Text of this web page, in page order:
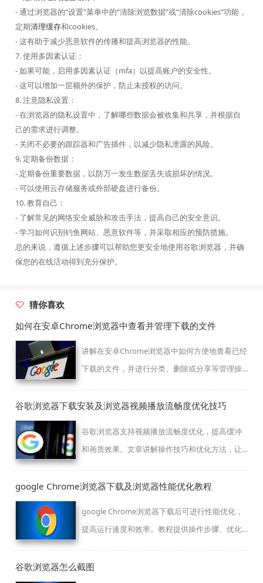
- 通过浏览器的“设置”菜单中的“清除浏览数据”或“清除cookies”功能，
定期清理缓存和cookies。
- 这有助于减少恶意软件的传播和提高浏览器的性能。
7. 使用多因素认证：
- 如果可能，启用多因素认证（mfa）以提高账户的安全性。
- 这可以增加一层额外的保护，防止未授权的访问。
8. 注意隐私设置：
- 在浏览器的隐私设置中，了解哪些数据会被收集和共享，并根据自
己的需求进行调整。
- 关闭不必要的跟踪器和广告插件，以减少隐私泄露的风险。
9. 定期备份数据：
- 定期备份重要数据，以防万一发生数据丢失或损坏的情况。
- 可以使用云存储服务或外部硬盘进行备份。
10. 教育自己：
- 了解常见的网络安全威胁和攻击手法，提高自己的安全意识。
- 学习如何识别钓鱼网站、恶意软件等，并采取相应的预防措施。
总的来说，遵循上述步骤可以帮助您更安全地使用谷歌浏览器，并确
保您的在线活动得到充分保护。
猜你喜欢
如何在安卓Chrome浏览器中查看并管理下载的文件
讲解在安卓Chrome浏览器中如何方便地查看已经
下载的文件，并进行分类、删除或分享等管理操
谷歌浏览器下载安装及浏览器视频播放流畅度优化技巧
谷歌浏览器支持视频播放流畅度优化，提高缓冲
和画质效果。文章讲解操作技巧和优化方法，让
google Chrome浏览器下载及浏览器性能优化教程
google Chrome浏览器下载后可进行性能优化，
提高运行速度和效率。教程提供操作步骤、优化
谷歌浏览器怎么截图